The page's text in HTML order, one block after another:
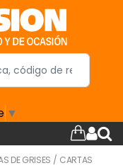
▼
DE GRISES / CARTAS